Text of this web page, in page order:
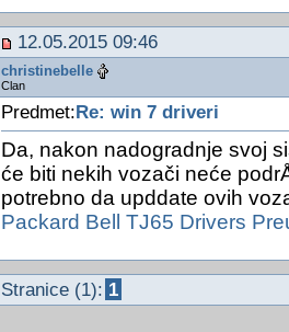
12.05.2015 09:46
christinebelle
Clan
Predmet: Re: win 7 driveri
Da, nakon nadogradnje svoj
će biti nekih vozači neće
potrebno da upddate ovih
Packard Bell TJ65 Drivers
Stranice (1): 1